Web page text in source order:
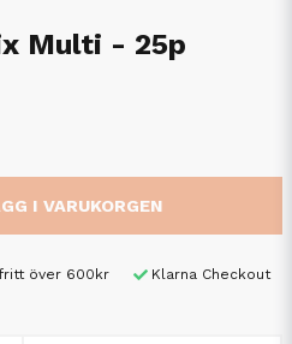
Multi - 25p
I VARUKORGEN
över 600kr Klarna Checkout